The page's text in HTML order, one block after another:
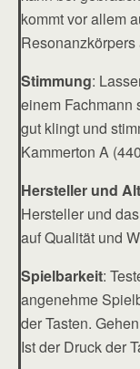
kommt vor allem
Resonanzkörpers
Stimmung:
einem Fachmann
gut klingt und
Kammerton A
Hersteller und
Hersteller und
auf Qualität und
Spielbarkeit:
angenehme
der Tasten.
Ist der Druck der